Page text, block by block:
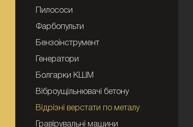
Пилососи
Фарбопульти
Бензоінструмент
Генератори
Болгарки КШМ
Віброущільнювачі бетону
Відрізні верстати по металу
Гравірувальні машини